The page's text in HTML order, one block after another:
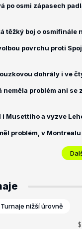
po osmi zápasech
těžký boj o osmifinále
povrchu proti
dohrály i ve
neměla problém ani se
Musettiho a vyzve
problém, v
Turnaje nižší úrovně